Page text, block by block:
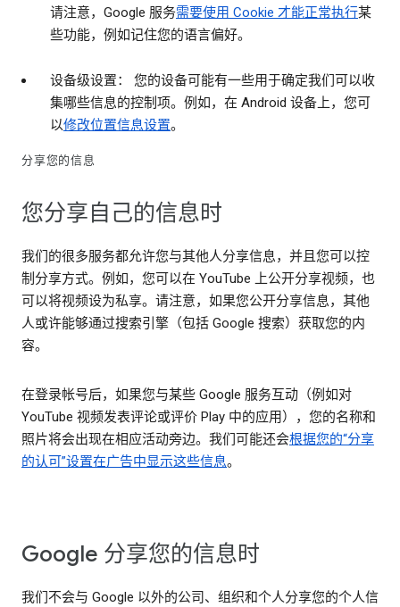
请注意，Google 服务需要使用 Cookie 才能正常执行某
些功能，例如记住您的语言偏好。
设备级设置： 您的设备可能有一些用于确定我们可以收
集哪些信息的控制项。例如，在 Android 设备上，您可
以修改位置信息设置。
分享您的信息
您分享自己的信息时
我们的很多服务都允许您与其他人分享信息，并且您可以控
制分享方式。例如，您可以在 YouTube 上公开分享视频，也
可以将视频设为私享。请注意，如果您公开分享信息，其他
人或许能够通过搜索引擎（包括 Google 搜索）获取您的内
容。
在登录帐号后，如果您与某些 Google 服务互动（例如对
YouTube 视频发表评论或评价 Play 中的应用），您的名称和
照片将会出现在相应活动旁边。我们可能还会根据您的“分享
的认可”设置在广告中显示这些信息。
Google 分享您的信息时
我们不会与 Google 以外的公司、组织和个人分享您的个人信